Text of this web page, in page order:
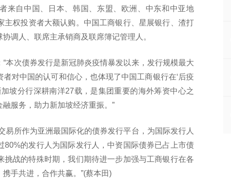
来自中国、日本、韩国、东盟、欧洲、中东和中亚地
权投资者大额认购。中国工商银行、星展银行、渣打
调人、联席主承销商及联席簿记管理人。
本次债券发行是新冠肺炎疫情暴发以来，发行规模最大
对中国的认可和信心，也体现了中国工商银行在‘后疫
坡分行深耕南洋27载，是集团重要的海外筹资中心之
服务，助力新加坡经济重振。”
易所作为亚洲最国际化的债券发行平台，为国际发行人
的发行人为国际发行人，中资国际债券已占上市债
战的特殊时期，我们期待进一步加强与工商银行在各
手共进，合作共赢。”(蔡本田)